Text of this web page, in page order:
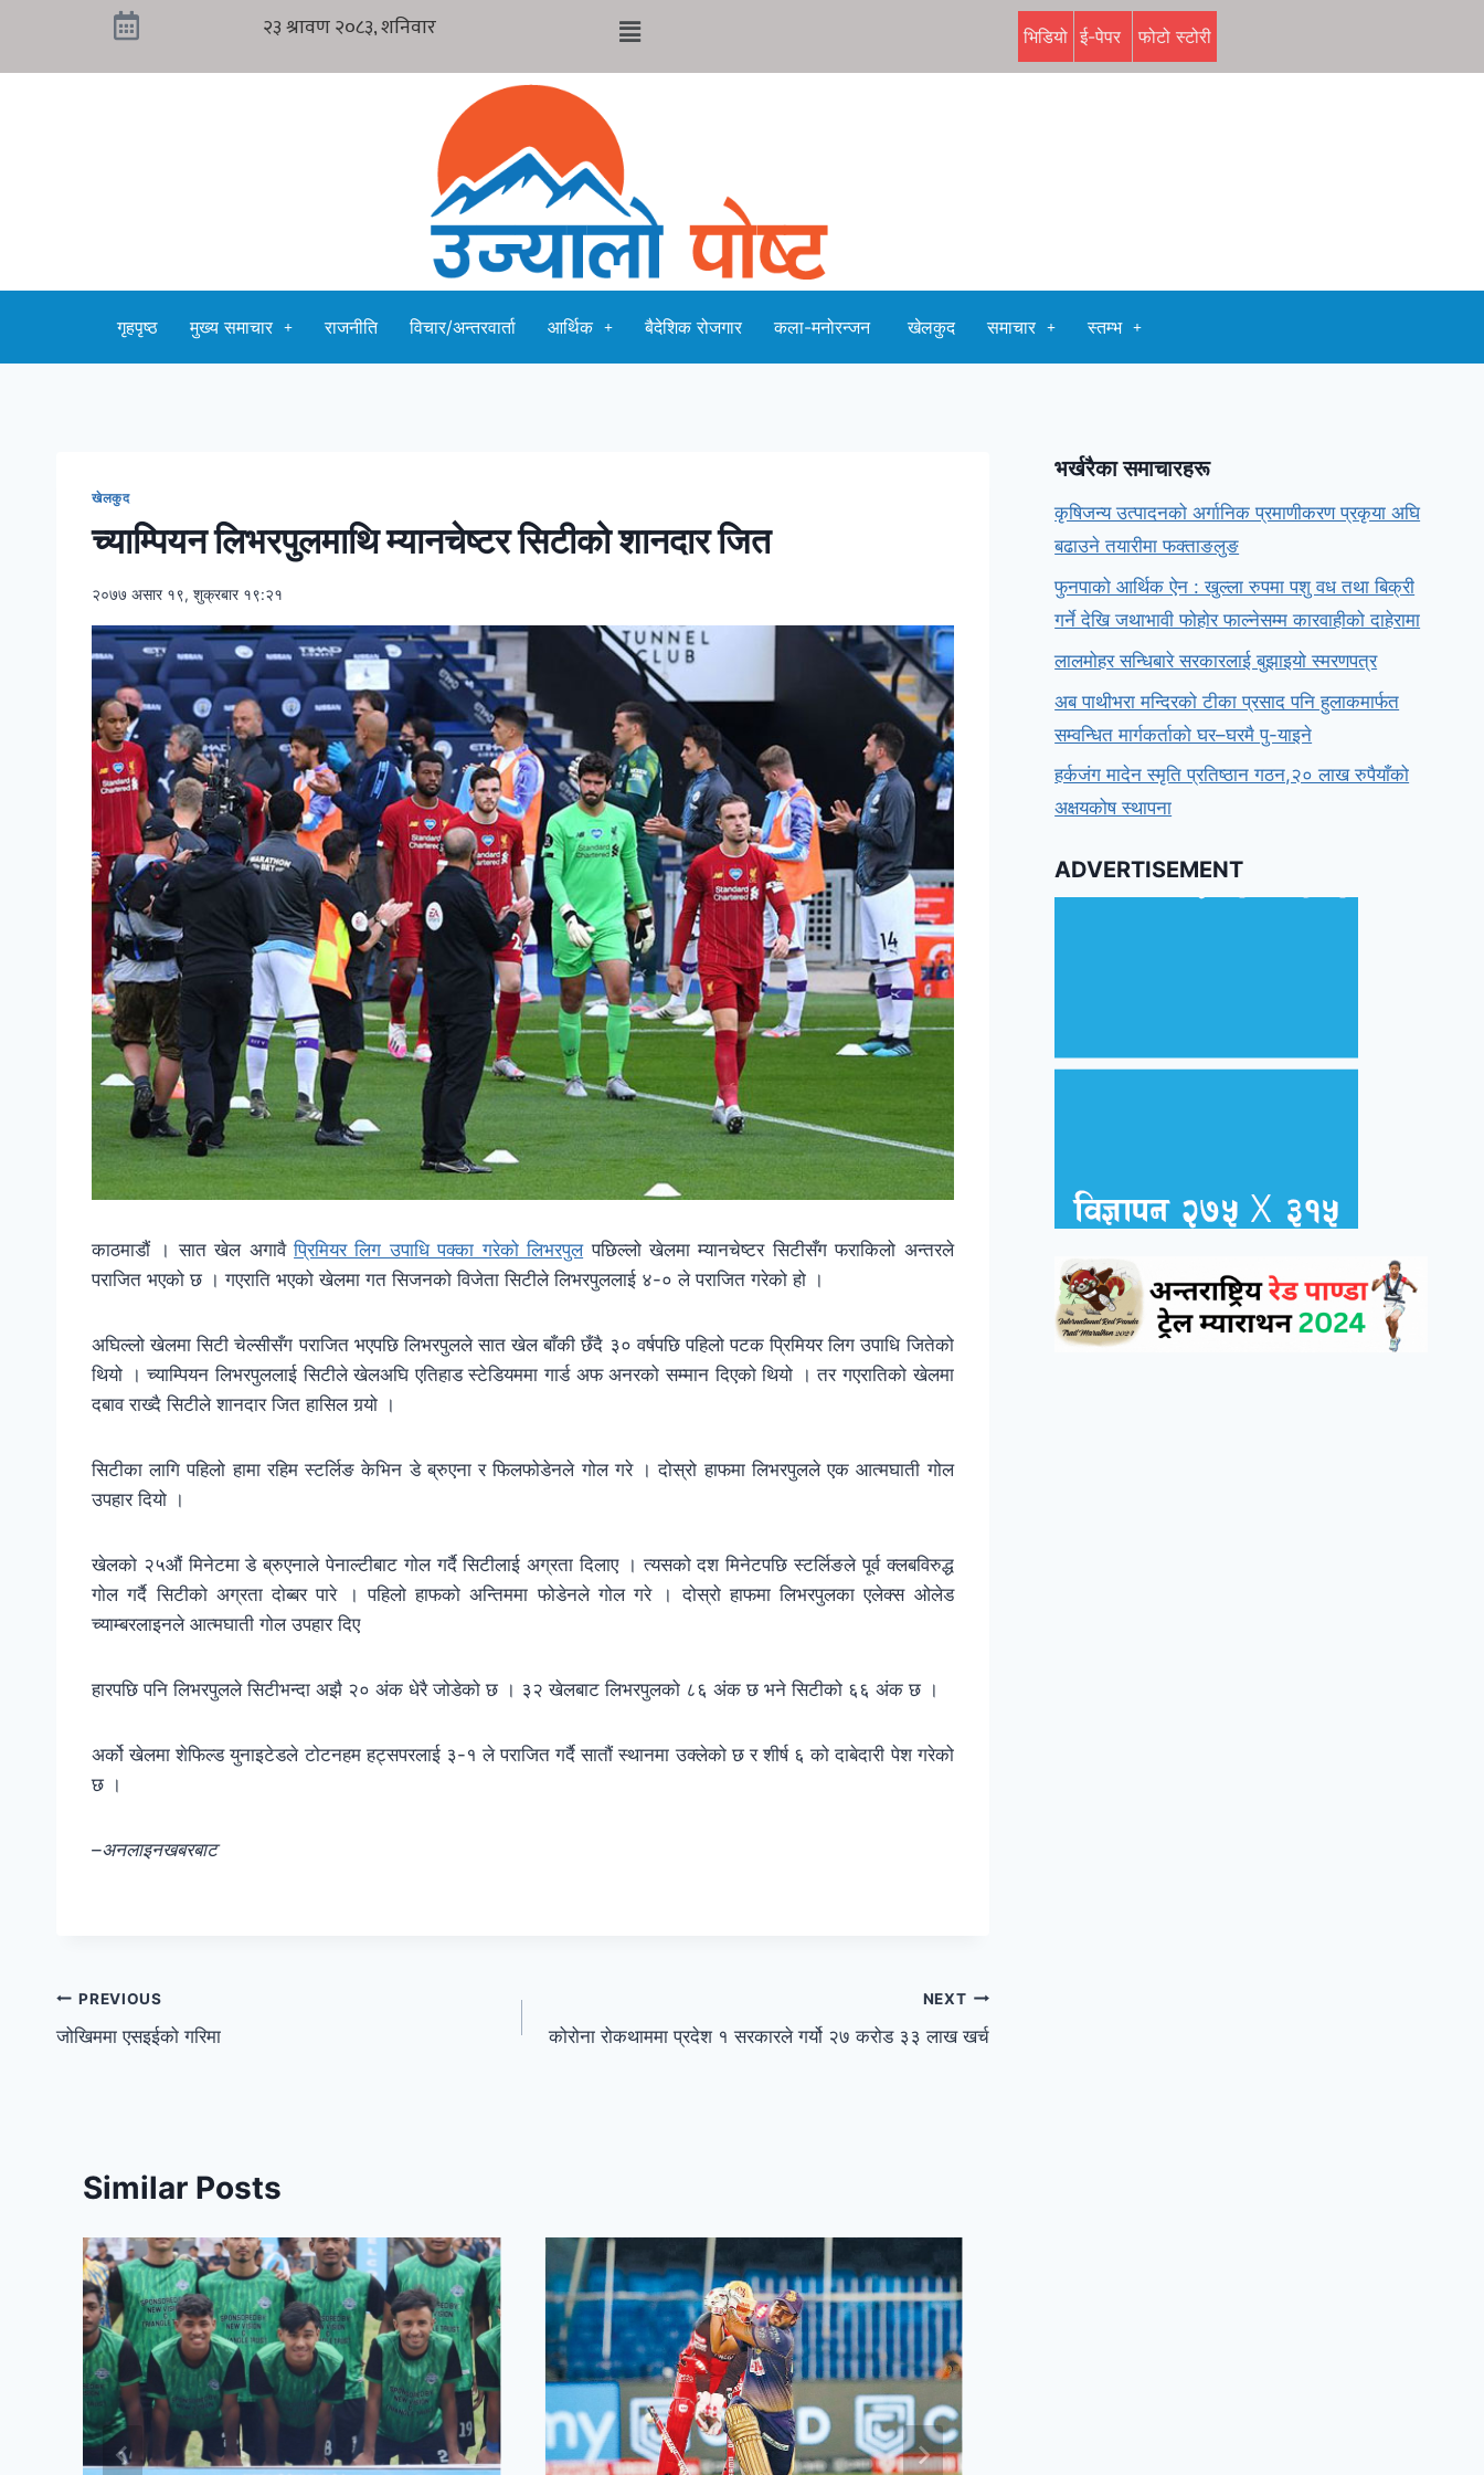
भिडियो ई-पेपर फोटो स्टोरी
गृहपृष्ठ मुख्य समाचार राजनीति विचार/अन्तरवार्ता आर्थिक बैदेशिक रोजगार कला-मनोरन्जन खेलकुद समाचार स्तम्भ
खेलकुद
च्याम्पियन लिभरपुलमाथि म्यानचेष्टर सिटीको शानदार जित
२०७७ असार १९, शुक्रबार १९:२१
काठमाडौं । सात खेल अगावैप्रिमियर लिग उपाधि पक्का गरेको लिभरपुलपछिल्लो खेलमा म्यानचेष्टर सिटीसँग फराकिलो अन्तरले
पराजित भएको छ । गएराति भएको खेलमा गत सिजनको विजेता सिटीले लिभरपुललाई ४-० ले पराजित गरेको हो ।
अघिल्लो खेलमा सिटी चेल्सीसँग पराजित भएपछि लिभरपुलले सात खेल बाँकी छँदै ३० वर्षपछि पहिलो पटक प्रिमियर लिग उपाधि जितेको
थियो । च्याम्पियन लिभरपुललाई सिटीले खेलअघि एतिहाड स्टेडियममा गार्ड अफ अनरको सम्मान दिएको थियो । तर गएरातिको खेलमा
दबाव राख्दै सिटीले शानदार जित हासिल गर्‍यो ।
सिटीका लागि पहिलो हामा रहिम स्टर्लिङ केभिन डे ब्रुएना र फिलफोडेनले गोल गरे । दोस्रो हाफमा लिभरपुलले एक आत्मघाती गोल
उपहार दियो ।
खेलको २५औं मिनेटमा डे ब्रुएनाले पेनाल्टीबाट गोल गर्दै सिटीलाई अग्रता दिलाए । त्यसको दश मिनेटपछि स्टर्लिङले पूर्व क्लबविरुद्ध
गोल गर्दै सिटीको अग्रता दोब्बर पारे । पहिलो हाफको अन्तिममा फोडेनले गोल गरे । दोस्रो हाफमा लिभरपुलका एलेक्स ओलेड
च्याम्बरलाइनले आत्मघाती गोल उपहार दिए
हारपछि पनि लिभरपुलले सिटीभन्दा अझै २० अंक धेरै जोडेको छ । ३२ खेलबाट लिभरपुलको ८६ अंक छ भने सिटीको ६६ अंक छ ।
अर्को खेलमा शेफिल्ड युनाइटेडले टोटनहम हट्सपरलाई ३-१ ले पराजित गर्दै सातौं स्थानमा उक्लेको छ र शीर्ष ६ को दाबेदारी पेश गरेको
छ ।
–अनलाइनखबरबाट
PREVIOUS
जोखिममा एसइईको गरिमा
NEXT
कोरोना रोकथाममा प्रदेश १ सरकारले गर्यो २७ करोड ३३ लाख खर्च
Similar Posts
भर्खरैका समाचारहरू
कृषिजन्य उत्पादनको अर्गानिक प्रमाणीकरण प्रकृया अघि
बढाउने तयारीमा फक्ताङलुङ
फुनपाको आर्थिक ऐन : खुल्ला रुपमा पशु वध तथा बिक्री
गर्ने देखि जथाभावी फोहोर फाल्नेसम्म कारवाहीको दाहेरामा
लालमोहर सन्धिबारे सरकारलाई बुझाइयो स्मरणपत्र
अब पाथीभरा मन्दिरको टीका प्रसाद पनि हुलाकमार्फत
सम्वन्धित मार्गकर्ताको घर–घरमै पु-याइने
हर्कजंग मादेन स्मृति प्रतिष्ठान गठन,२० लाख रुपैयाँको
अक्षयकोष स्थापना
ADVERTISEMENT